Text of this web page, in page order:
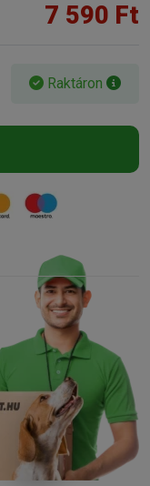
7 590 Ft
Raktáron